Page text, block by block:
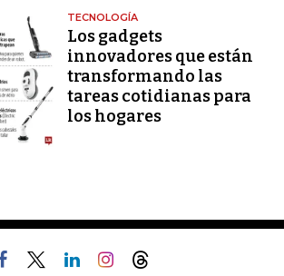
TECNOLOGÍA
Los gadgets
innovadores que están
transformando las
tareas cotidianas para
los hogares